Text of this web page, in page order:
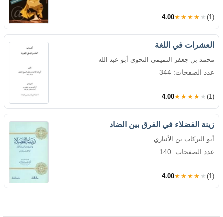
4.00★★★★★ (1)
العشرات في اللغة
محمد بن جعفر التميمي النحوي أبو عبد الله
عدد الصفحات: 344
4.00★★★★★ (1)
زينة الفضلاء في الفرق بين الضاد
أبو البركات بن الأنباري
عدد الصفحات: 140
4.00★★★★★ (1)